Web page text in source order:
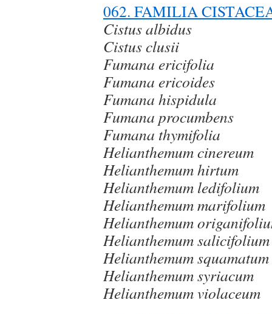
062. FAMILIA
Cistus albidus
Cistus clusii
Fumana ericifolia
Fumana ericoides
Fumana hispidula
Fumana procumbens
Fumana thymifolia
Helianthemum cinereum
Helianthemum hirtum
Helianthemum ledifolium
Helianthemum marifolium
Helianthemum
Helianthemum salicifolium
Helianthemum squamatum
Helianthemum syriacum
Helianthemum violaceum